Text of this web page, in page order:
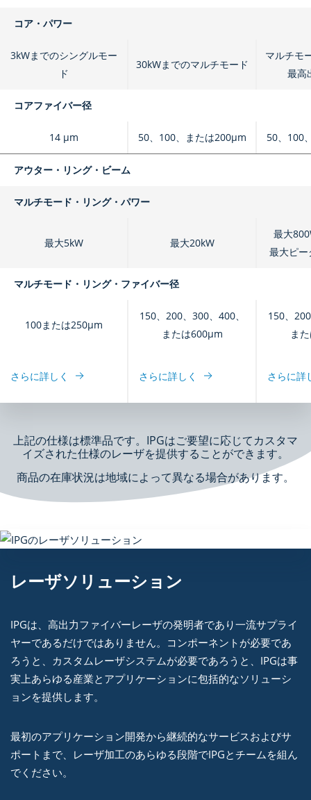
コア・パワー
3kWまでのシングルモー
ド
30kWまでのマルチモード
マルチモ
最高
コアファイバー径
14 μm 50、100、または200μm 50、100
アウター・リング・ビーム
マルチモード・リング・パワー
最大5kW 最大20kW
最大
最大ピ
マルチモード・リング・ファイバー径
100または250μm
150、200、300、400、
または600μm
150、
ま
さらに詳しく さらに詳しく さらに詳
上記の仕様は標準品です。IPGはご要望に応じてカスタマ
イズされた仕様のレーザを提供することができます。
商品の在庫状況は地域によって異なる場合があります。
レーザソリューション
IPGは、高出力ファイバーレーザの発明者であり一流サプライ
ヤーであるだけではありません。コンポーネントが必要であ
ろうと、カスタムレーザシステムが必要であろうと、IPGは事
実上あらゆる産業とアプリケーションに包括的なソリューシ
ョンを提供します。
最初のアプリケーション開発から継続的なサービスおよびサ
ポートまで、レーザ加工のあらゆる段階でIPGとチームを組ん
でください。